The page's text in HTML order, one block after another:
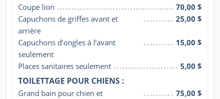
Coupe lion
70,00 $
Capuchons de griffes avant et
arrière
25,00 $
Capuchons d’ongles à l’avant
seulement
15,00 $
Places sanitaires seulement 5,00 $
TOILETTAGE POUR CHIENS :
Grand bain pour chien et
75,00 $